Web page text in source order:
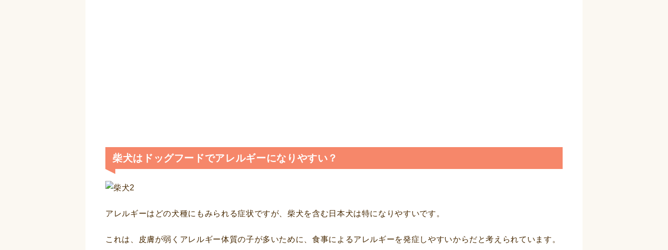
柴犬はドッグフードでアレルギーになりやすい？
アレルギーはどの犬種にもみられる症状ですが、柴犬を含む日本犬は特になりやすいです。
これは、皮膚が弱くアレルギー体質の子が多いために、食事によるアレルギーを発症しやすいからだと考えられています。